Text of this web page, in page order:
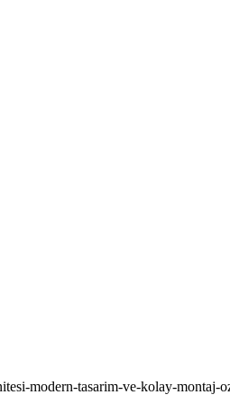
modern-tasarim-ve-kolay-montaj-